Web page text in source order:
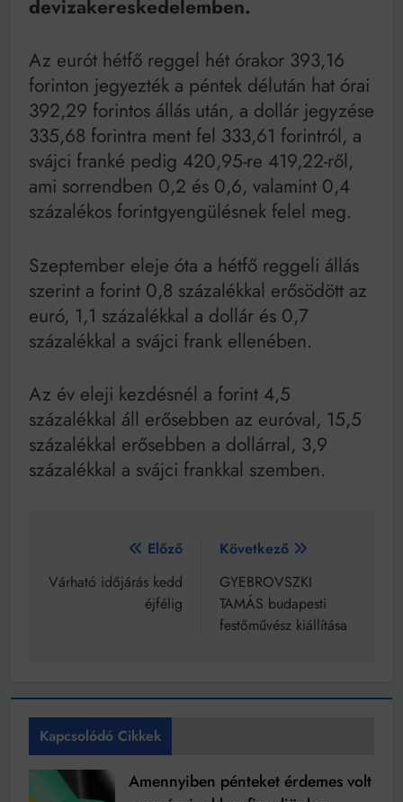
Mindenki a világot akarja uralni – de nem csak a 80-
as években
működik, ha jól van felújítva
devizakereskedelemben.
Az eurót hétfő reggel hét órakor 393,16
forinton jegyezték a péntek délután hat órai
392,29 forintos állás után, a dollár jegyzése
335,68 forintra ment fel 333,61 forintról, a
svájci franké pedig 420,95-re 419,22-ről,
ami sorrendben 0,2 és 0,6, valamint 0,4
százalékos forintgyengülésnek felel meg.
Szeptember eleje óta a hétfő reggeli állás
szerint a forint 0,8 százalékkal erősödött az
euró, 1,1 százalékkal a dollár és 0,7
százalékkal a svájci frank ellenében.
Az év eleji kezdésnél a forint 4,5
százalékkal áll erősebben az euróval, 15,5
százalékkal erősebben a dollárral, 3,9
százalékkal a svájci frankkal szemben.
Bejegyzés
navigáció
Előző
Várható időjárás kedd
éjfélig
Következő
GYEBROVSZKI
TAMÁS budapesti
festőművész kiállítása
Kapcsolódó Cikkek
Amennyiben pénteket érdemes volt